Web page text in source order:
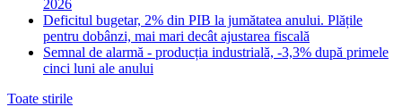
2026
Deficitul bugetar, 2% din PIB la jumătatea anului. Plățile
pentru dobânzi, mai mari decât ajustarea fiscală
Semnal de alarmă - producția industrială, -3,3% după primele
cinci luni ale anului
Toate stirile